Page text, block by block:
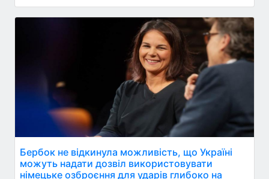
Бербок не відкинула можливість, що Україні
можуть надати дозвіл використовувати
німецьке озброєння для ударів глибоко на